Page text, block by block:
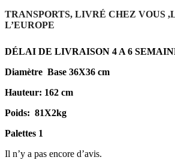
TRANSPORTS, LIVRÉ CHEZ VOUS
L’EUROPE
DÉLAI DE LIVRAISON 4 A 6
Diamètre Base 36X36 cm
Hauteur: 162 cm
Poids: 81X2kg
Palettes 1
Il n’y a pas encore d’avis.